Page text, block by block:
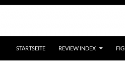
STARTSEITE REVIEW INDEX